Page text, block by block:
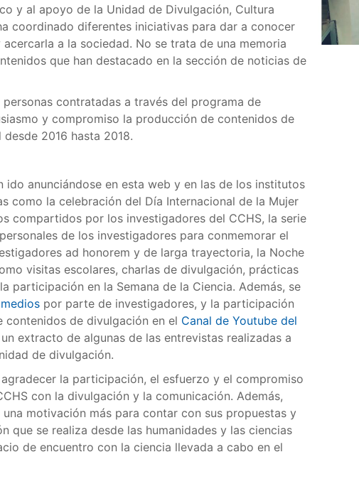
y al apoyo de la Unidad de Divulgación, Cultura
coordinado diferentes iniciativas para dar a conocer
a la sociedad. No se trata de una memoria
que han destacado en la sección de noticias de
contratadas a través del programa de
y compromiso la producción de contenidos de
2016 hasta 2018.
ido anunciándose en esta web y en las de los institutos
como la celebración del Día Internacional de la Mujer
compartidos por los investigadores del CCHS, la serie
de los investigadores para conmemorar el
ad honorem y de larga trayectoria, la Noche
visitas escolares, charlas de divulgación, prácticas
participación en la Semana de la Ciencia. Además, se
por parte de investigadores, y la participación
contenidos de divulgación en el Canal de Youtube del
extracto de algunas de las entrevistas realizadas a
de divulgación.
la participación, el esfuerzo y el compromiso
con la divulgación y la comunicación. Además,
motivación más para contar con sus propuestas y
que se realiza desde las humanidades y las ciencias
de encuentro con la ciencia llevada a cabo en el